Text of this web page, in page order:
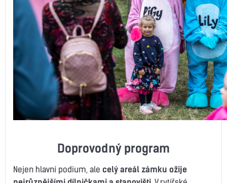
Doprovodný program
Nejen hlavní podium, ale celý areál zámku ožije